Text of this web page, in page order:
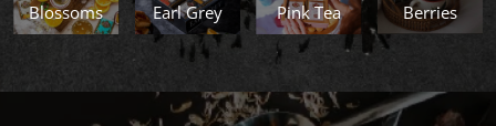
Blossoms
Earl Grey Pink Tea
Berries